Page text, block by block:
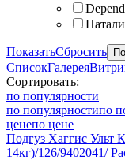
Depend
Натали
ПоказатьСбросить
СписокГалерея
Сортировать:
по популярности
по популярностипо
ценепо цене
Подгуз Хаггис Ульт
14кг)/126/9402041/